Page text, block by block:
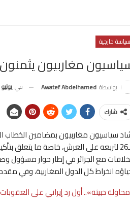
سياسة خارجية
مغاربيون يثمنون
بواسطة Awatef Abdelhamed في يوليو 31, 2025
شارك
سياسيون مغاربيون بمضامين الخطاب
الـ26 لتربعه على العرش، خاصة ما يتعلق
مع الجزائر في إطار حوار مسؤول
انخراط كل الدول المغاربية، وفي
خبيثة».. أول رد إيراني على